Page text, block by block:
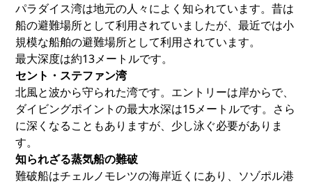
パラダイス湾は地元の人々によく知られています。昔は
船の避難場所として利用されていましたが、最近では小
規模な船舶の避難場所として利用されています。
最大深度は約13メートルです。
セント・ステファン湾
北風と波から守られた湾です。エントリーは岸からで、
ダイビングポイントの最大水深は15メートルです。さら
に深くなることもありますが、少し泳ぐ必要がありま
す。
知られざる蒸気船の難破
難破船はチェルノモレツの海岸近くにあり、ソゾポル港